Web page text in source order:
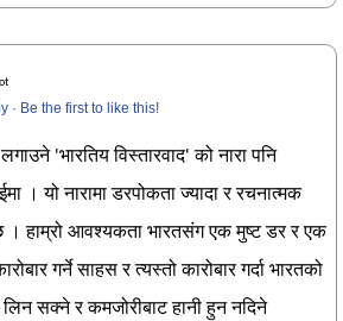
· Be the first to like this!
'भारतिय विस्तारवाद' को नारा पनि
। यो नारामा डरपोकता ज्यादा र रचनात्मक
। हाम्रो आवश्यकता भारतसंग एक मुष्ट डर र एक
गर्ने साहस र त्यस्तो कारोबार गर्दा भारतको
सक्ने र कमजोरीबाट हानी हुन नदिने